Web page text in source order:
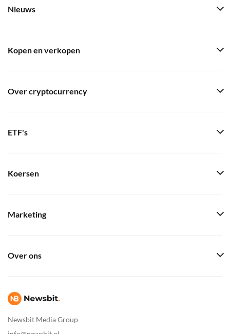
Newsbit Media Group
Nieuws
Kopen en verkopen
Over cryptocurrency
ETF's
Koersen
Marketing
Over ons